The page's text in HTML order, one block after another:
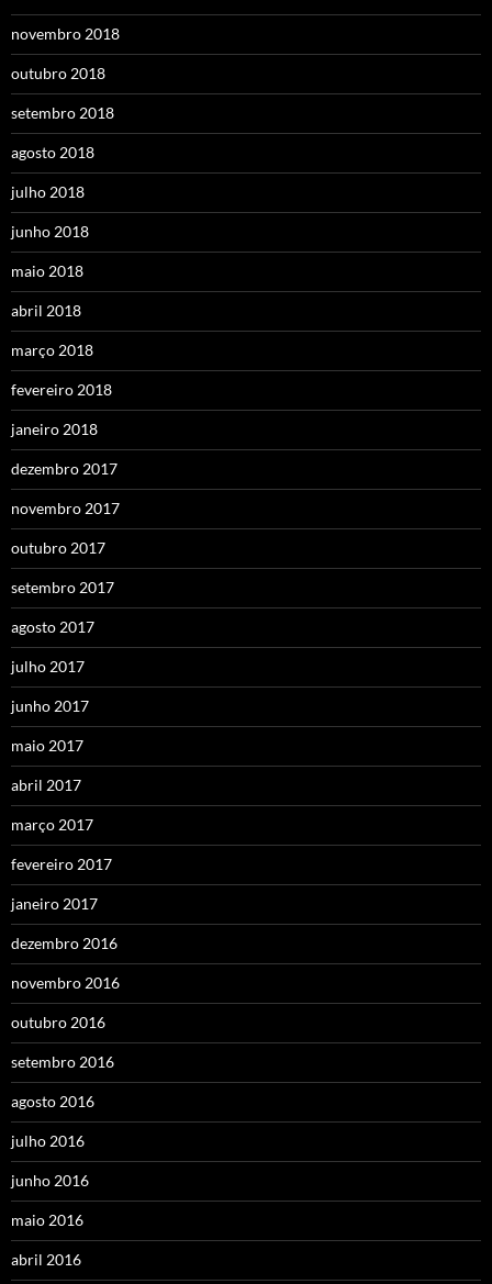
novembro 2018
outubro 2018
setembro 2018
agosto 2018
julho 2018
junho 2018
maio 2018
abril 2018
março 2018
fevereiro 2018
janeiro 2018
dezembro 2017
novembro 2017
outubro 2017
setembro 2017
agosto 2017
julho 2017
junho 2017
maio 2017
abril 2017
março 2017
fevereiro 2017
janeiro 2017
dezembro 2016
novembro 2016
outubro 2016
setembro 2016
agosto 2016
julho 2016
junho 2016
maio 2016
abril 2016